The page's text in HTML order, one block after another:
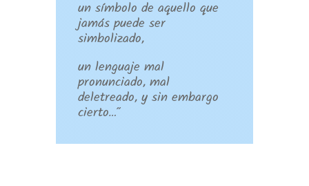
un símbolo de aquello que
jamás puede ser
simbolizado,
un lenguaje mal
pronunciado, mal
deletreado, y sin embargo
cierto…”